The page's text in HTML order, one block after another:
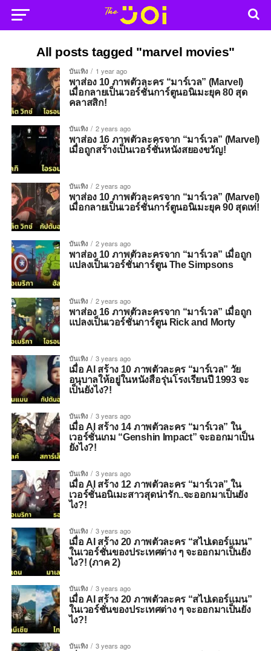
All posts tagged "marvel movies"
บันเทิง 1 year ago
พาส่อง 10 ภาพตัวละคร “มาร์เวล” (Marvel)
เมื่อกลายเป็นเวอร์ชั่นการ์ตูนอนิเมะยุค 80 สุด
คลาสสิก!
บันเทิง 2 years ago
พาส่อง 16 ภาพตัวละครจาก “มาร์เวล” (Marvel)
เมื่อถูกสร้างเป็นเวอร์ชั่นหนังสยองขวัญ!
บันเทิง 2 years ago
พาส่อง 10 ภาพตัวละครจาก “มาร์เวล” (Marvel)
เมื่อกลายเป็นเวอร์ชั่นการ์ตูนอนิเมะยุค 90 สุดเท่!
บันเทิง 2 years ago
พาส่อง 10 ภาพตัวละครจาก “มาร์เวล” เมื่อถูก
แปลงเป็นเวอร์ชั่นการ์ตูน The Simpsons
บันเทิง 2 years ago
พาส่อง 16 ภาพตัวละครจาก “มาร์เวล” เมื่อถูก
แปลงเป็นเวอร์ชั่นการ์ตูน Rick and Morty
บันเทิง 3 years ago
เมื่อ AI สร้าง 10 ภาพตัวละคร “มาร์เวล” วัย
อนุบาลให้อยู่ในหนังสือรุ่นโรงเรียนปี 1993 จะ
เป็นยังไง?!
บันเทิง 3 years ago
เมื่อ AI สร้าง 14 ภาพตัวละคร “มาร์เวล” ใน
เวอร์ชั่นเกม “Genshin Impact” จะออกมาเป็น
ยังไง?!
บันเทิง 3 years ago
เมื่อ AI สร้าง 12 ภาพตัวละคร “มาร์เวล” ใน
เวอร์ชั่นอนิเมะสาวสุดน่ารัก..จะออกมาเป็นยัง
ไง?!
บันเทิง 3 years ago
เมื่อ AI สร้าง 20 ภาพตัวละคร “สไปเดอร์แมน”
ในเวอร์ชั่นของประเทศต่าง ๆ จะออกมาเป็นยัง
ไง?! (ภาค 2)
บันเทิง 3 years ago
เมื่อ AI สร้าง 20 ภาพตัวละคร “สไปเดอร์แมน”
ในเวอร์ชั่นของประเทศต่าง ๆ จะออกมาเป็นยัง
ไง?!
บันเทิง 3 years ago